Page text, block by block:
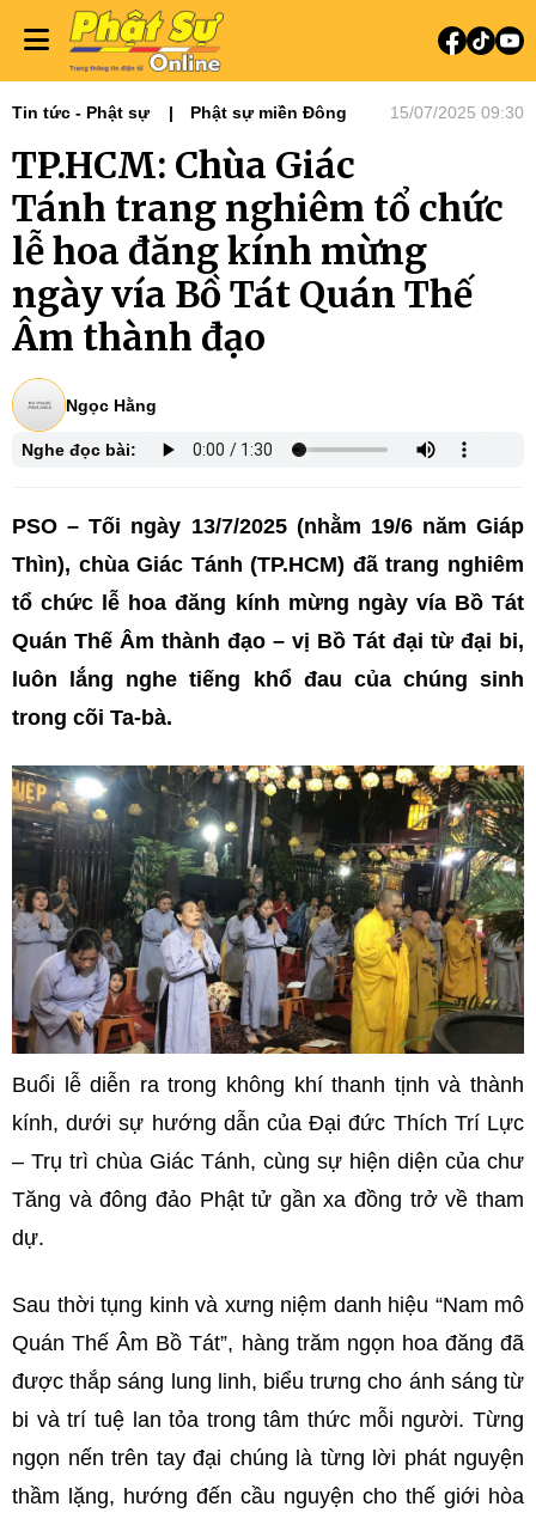
Tin tức - Phật sự Phật sự miền Đông 15/07/2025 09:30
TP.HCM: Chùa Giác
Tánh trang nghiêm tổ chức
lễ hoa đăng kính mừng
ngày vía Bồ Tát Quán Thế
Âm thành đạo
Ngọc Hằng
Nghe đọc bài:
PSO – Tối ngày 13/7/2025 (nhằm 19/6 năm Giáp
Thìn), chùa Giác Tánh (TP.HCM) đã trang nghiêm
tổ chức lễ hoa đăng kính mừng ngày vía Bồ Tát
Quán Thế Âm thành đạo – vị Bồ Tát đại từ đại bi,
luôn lắng nghe tiếng khổ đau của chúng sinh
trong cõi Ta-bà.
Buổi lễ diễn ra trong không khí thanh tịnh và thành
kính, dưới sự hướng dẫn của Đại đức Thích Trí Lực
– Trụ trì chùa Giác Tánh, cùng sự hiện diện của chư
Tăng và đông đảo Phật tử gần xa đồng trở về tham
dự.
Sau thời tụng kinh và xưng niệm danh hiệu “Nam mô
Quán Thế Âm Bồ Tát”, hàng trăm ngọn hoa đăng đã
được thắp sáng lung linh, biểu trưng cho ánh sáng từ
bi và trí tuệ lan tỏa trong tâm thức mỗi người. Từng
ngọn nến trên tay đại chúng là từng lời phát nguyện
thầm lặng, hướng đến cầu nguyện cho thế giới hòa